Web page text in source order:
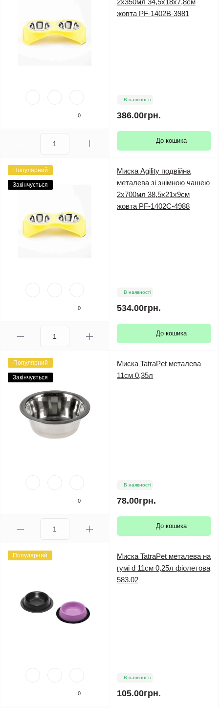
0
2х350мл 34,5х18х7,8см
жовта PF-1402B-3981
В наявності
386.00грн.
До кошика
Популярний
Закінчується
0
Миска Agility подвійна
металева зі знімною чашею
2х700мл 38,5х21х9см
жовта PF-1402С-4988
В наявності
534.00грн.
До кошика
Популярний
Закінчується
0
Миска TatraPet металева
11см 0,35л
В наявності
78.00грн.
До кошика
Популярний
0
Миска TatraPet металева на
гумі d 11см 0,25л фіолетова
583.02
В наявності
105.00грн.